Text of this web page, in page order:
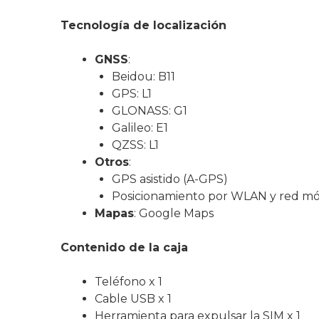
Tecnología de localización
GNSS:
Beidou: B11
GPS: L1
GLONASS: G1
Galileo: E1
QZSS: L1
Otros:
GPS asistido (A-GPS)
Posicionamiento por WLAN y red
Mapas: Google Maps
Contenido de la caja
Teléfono x 1
Cable USB x 1
Herramienta para expulsar la SIM x 1